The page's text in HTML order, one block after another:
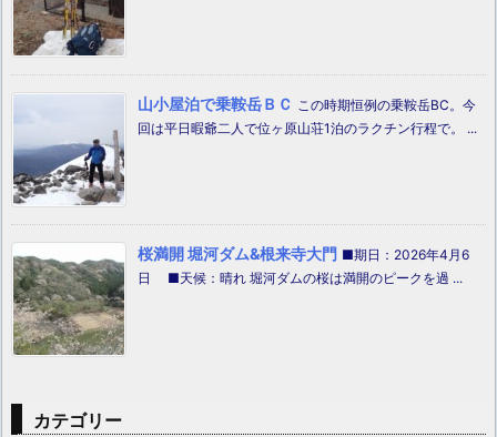
山小屋泊で乗鞍岳ＢＣ この時期恒例の乗鞍岳BC。今
回は平日暇爺二人で位ヶ原山荘1泊のラクチン行程で。 ...
桜満開 堀河ダム&根来寺大門 ■期日：2026年4月6
日 ■天候：晴れ 堀河ダムの桜は満開のピークを過 ...
カテゴリー